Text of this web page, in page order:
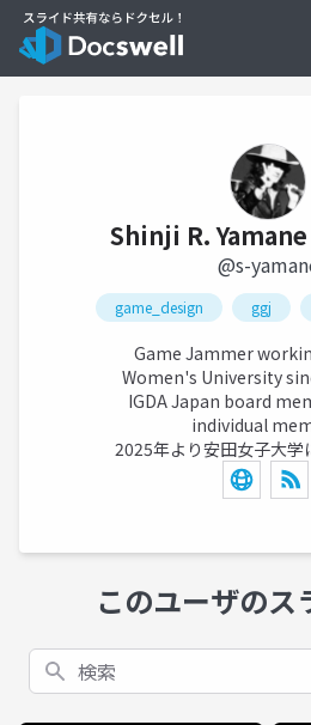
Shinji R.
@s-
game_design ggj
Game Jammer
Women's University
IGDA Japan board
individual
2025年より安田女子大学
このユーザのス
検索